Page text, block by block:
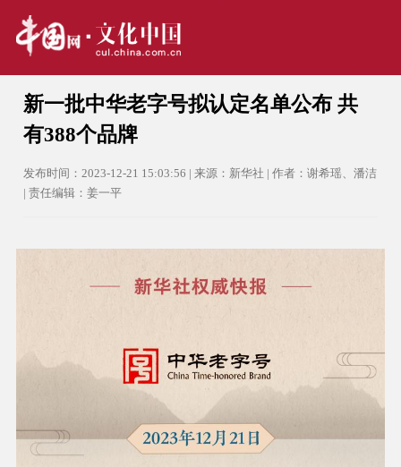
新一批中华老字号拟认定名单公布 共
有388个品牌
发布时间：2023-12-21 15:03:56 | 来源：新华社 | 作者：谢希瑶、潘洁
| 责任编辑：姜一平